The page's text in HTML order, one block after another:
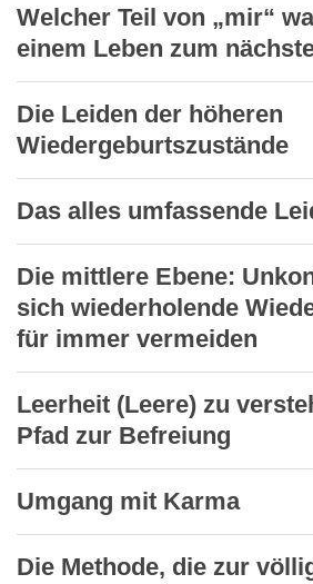
Welcher Teil von „mir“
einem Leben zum
Die Leiden der höheren
Wiedergeburtszustände
Das alles umfassende
Die mittlere Ebene:
sich wiederholende
für immer vermeiden
Leerheit (Leere) zu
Pfad zur Befreiung
Umgang mit Karma
Die Methode, die zur